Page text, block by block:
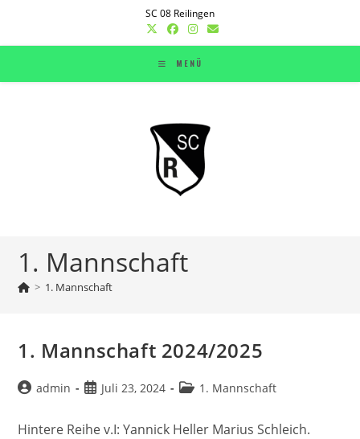
springen
SC 08 Reilingen
MENÜ
1. Mannschaft
> 1. Mannschaft
1. Mannschaft 2024/2025
Beitrags-
admin
BeitragJuli 23, 2024
Beitrags-
1. Mannschaft
Hintere Reihe v.I: Yannick Heller Marius Schleich.